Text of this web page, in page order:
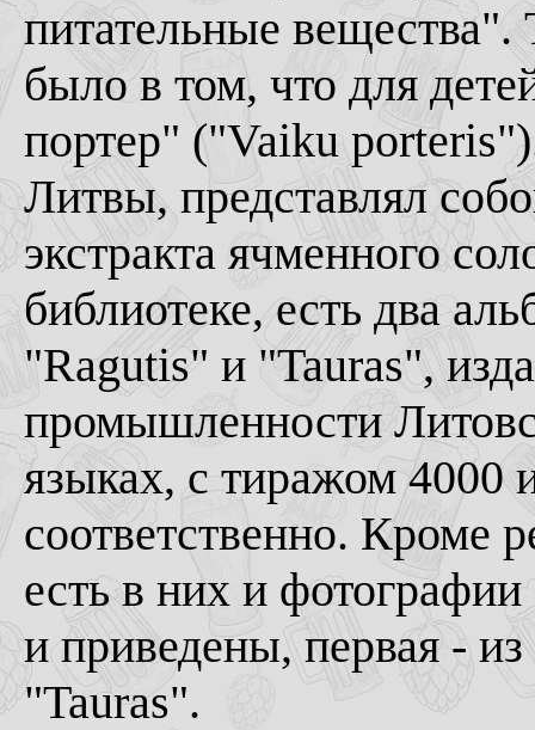
питательные вещества".
было в том, что для
портер" ("Vaiku
Литвы, представлял
экстракта ячменного
библиотеке, есть два
"Ragutis" и "Tauras",
промышленности
языках, с тиражом 4000
соответственно. Кроме
есть в них и
и приведены, первая -
"Tauras".